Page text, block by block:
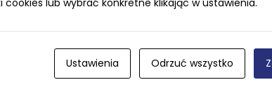
cookies lub wybrać konkretne klikając w ustawienia.
Ustawienia Odrzuć wszystko